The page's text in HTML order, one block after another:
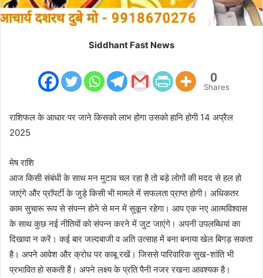
Siddhant Fast News
0
Shares
राशिफल के आधार पर जाने किसको लाभ होगा उसको हानि होगी 14 अप्रैल
2025
मेष राशि
आज किसी संबंधी के साथ मन मुटाव चल रहा है तो बड़े लोगों की मदद से हल हो
जाएंगे और प्रॉपर्टी के जुड़े किसी भी मामले में सफलता प्राप्त होगी। अधिकतर
काम सुचारू रूप से संपन्न होने से मन में सुकून रहेगा। आप एक नए आत्मविश्वास
के साथ कुछ नई नीतियों को संपन्न करने में जुट जाएंगे। अपनी उपलब्धियां का
दिखावा न करें। कई बार जल्दबाजी व अति उत्साह में बना बनाया खेल बिगड़ सकता
है। अपने आवेश और क्रोध पर काबू रखें। जिससे पारिवारिक सुख-शांति भी
प्रभावित हो सकती हैं। अपने लक्ष्य के प्रति पैनी नजर रखना आवश्यक है।